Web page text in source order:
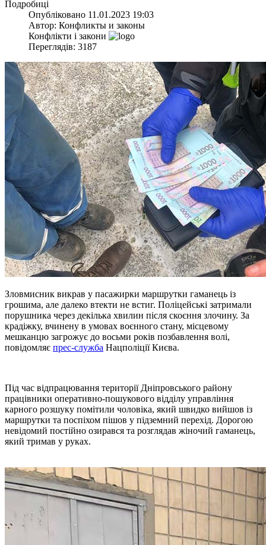
Подробиці
Опубліковано 11.01.2023 19:03
Автор: Конфликты и законы
Конфлікти і закони
Переглядів: 3187
Зловмисник викрав у пасажирки маршрутки гаманець із
грошима, але далеко втекти не встиг. Поліцейські затримали
порушника через декілька хвилин після скоєння злочину. За
крадіжку, вчинену в умовах воєнного стану, місцевому
мешканцю загрожує до восьми років позбавлення волі,
повідомляє прес-служба Нацполіції Києва.
Під час відпрацювання території Дніпровського району
працівники оперативно-пошукового відділу управління
карного розшуку помітили чоловіка, який швидко вийшов із
маршрутки та поспіхом пішов у підземний перехід. Дорогою
невідомий постійно озирався та розглядав жіночий гаманець,
який тримав у руках.